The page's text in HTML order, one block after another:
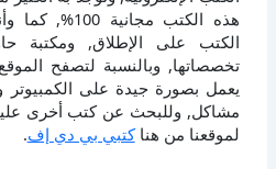
هذه الكتب
الكتب على الإطلاق, ومكتبة
يعمل بصورة جيدة على الكمبيوتر
مشاكل, وللبحث عن كتب أخرى
لموقعنا من هناكتبي بي دي إف.